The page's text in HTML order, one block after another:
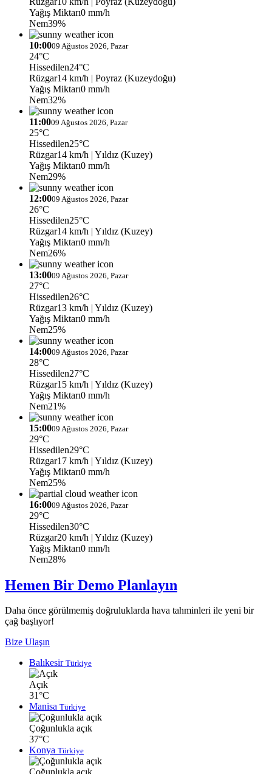
Yağış Miktarı0 mm/h
Nem39%
10:0009 Ağustos 2026, Pazar
24°C
Hissedilen24°C
Rüzgar14 km/h | Poyraz (Kuzeydoğu)
Yağış Miktarı0 mm/h
Nem32%
11:0009 Ağustos 2026, Pazar
25°C
Hissedilen25°C
Rüzgar14 km/h | Yıldız (Kuzey)
Yağış Miktarı0 mm/h
Nem29%
12:0009 Ağustos 2026, Pazar
26°C
Hissedilen25°C
Rüzgar14 km/h | Yıldız (Kuzey)
Yağış Miktarı0 mm/h
Nem26%
13:0009 Ağustos 2026, Pazar
27°C
Hissedilen26°C
Rüzgar13 km/h | Yıldız (Kuzey)
Yağış Miktarı0 mm/h
Nem25%
14:0009 Ağustos 2026, Pazar
28°C
Hissedilen27°C
Rüzgar15 km/h | Yıldız (Kuzey)
Yağış Miktarı0 mm/h
Nem21%
15:0009 Ağustos 2026, Pazar
29°C
Hissedilen29°C
Rüzgar17 km/h | Yıldız (Kuzey)
Yağış Miktarı0 mm/h
Nem25%
16:0009 Ağustos 2026, Pazar
29°C
Hissedilen30°C
Rüzgar20 km/h | Yıldız (Kuzey)
Yağış Miktarı0 mm/h
Nem28%
Hemen Bir Demo Planlayın
Daha önce görülmemiş doğruluklarda hava tahminleri ile yeni bir
çağ başlıyor!
Bize Ulaşın
Balıkesir Türkiye
Açık
31°C
Manisa Türkiye
Çoğunlukla açık
37°C
Konya Türkiye